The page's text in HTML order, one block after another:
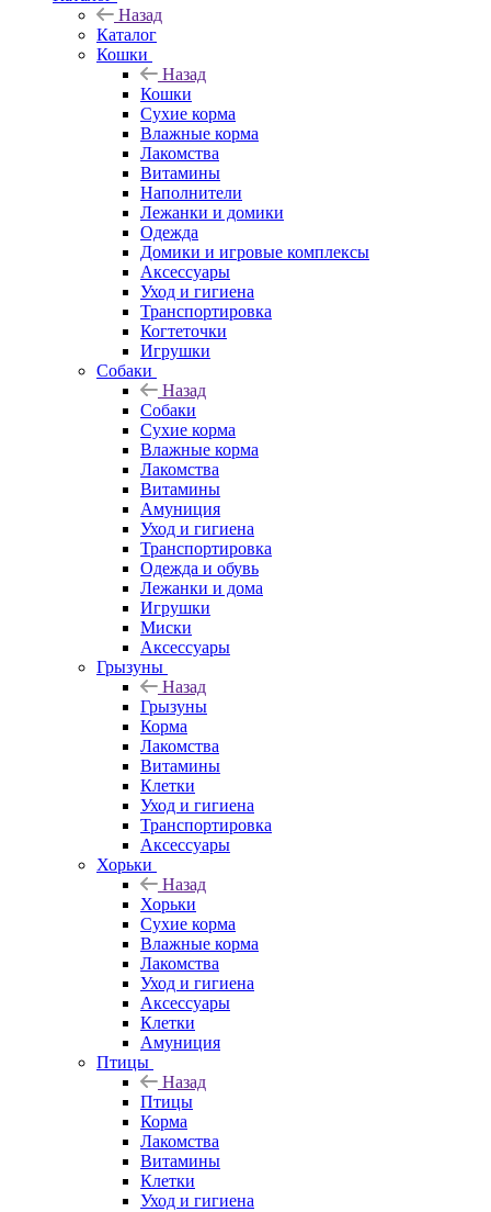
Назад
Каталог
Кошки
Назад
Кошки
Сухие корма
Влажные корма
Лакомства
Витамины
Наполнители
Лежанки и домики
Одежда
Домики и игровые комплексы
Аксессуары
Уход и гигиена
Транспортировка
Когтеточки
Игрушки
Собаки
Назад
Собаки
Сухие корма
Влажные корма
Лакомства
Витамины
Амуниция
Уход и гигиена
Транспортировка
Одежда и обувь
Лежанки и дома
Игрушки
Миски
Аксессуары
Грызуны
Назад
Грызуны
Корма
Лакомства
Витамины
Клетки
Уход и гигиена
Транспортировка
Аксессуары
Хорьки
Назад
Хорьки
Сухие корма
Влажные корма
Лакомства
Уход и гигиена
Аксессуары
Клетки
Амуниция
Птицы
Назад
Птицы
Корма
Лакомства
Витамины
Клетки
Уход и гигиена